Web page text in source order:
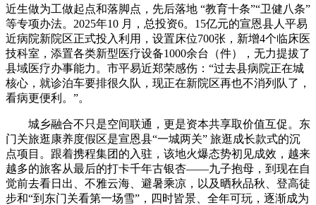
近生做为工做起点和落脚点，先后落地 “教育十条”“卫健八条”
等专项办法。2025年10 月，总投资6。15亿元的宣恩县人平易
近病院新院区正式投入利用，设置床位700张，新增4个临床医
技科室，添置各类新型医疗设备1000余台（件），无力提拔了
县域医疗办事能力。市平易近郑荣感伤：“过去县病院正在城
核心，就诊泊车要排很久队，现正在新院区再也不消列队了，
看病更便利。”。
城乡融合不只是空间联通，更是资本共享取价值互促。东
门关旅逛康养度假区是宣恩县“一城两关” 旅逛成长款式的沉
点项目。跟着携程集团的入驻，该地火爆态势初见成效，越来
越多的旅客从最后的打卡千年古银杏——九子抱母，到现在自
觉前去看日出、不雅云海、避暑乘凉，以及晒秋品秋、登高徒
步和“到东门关看第一场雪”，四时皆景、全年可玩，逐渐成为